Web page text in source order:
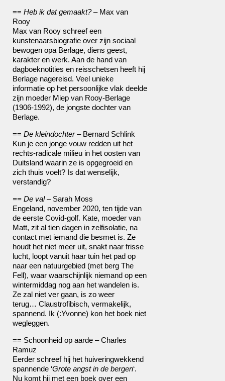
== Heb ik dat gemaakt?– Max van
Rooy
Max van Rooy schreef een
kunstenaarsbiografie over zijn sociaal
bewogen opa Berlage, diens geest,
karakter en werk. Aan de hand van
dagboeknotities en reisschetsen heeft hij
Berlage nagereisd. Veel unieke
informatie op het persoonlijke vlak deelde
zijn moeder Miep van Rooy-Berlage
(1906-1992), de jongste dochter van
Berlage.
== De kleindochter– Bernard Schlink
Kun je een jonge vouw redden uit het
rechts-radicale milieu in het oosten van
Duitsland waarin ze is opgegroeid en
zich thuis voelt? Is dat wenselijk,
verstandig?
== De val – Sarah Moss
Engeland, november 2020, ten tijde van
de eerste Covid-golf. Kate, moeder van
Matt, zit al tien dagen in zelfisolatie, na
contact met iemand die besmet is. Ze
houdt het niet meer uit, snakt naar frisse
lucht, loopt vanuit haar tuin het pad op
naar een natuurgebied (met berg The
Fell), waar waarschijnlijk niemand op een
wintermiddag nog aan het wandelen is.
Ze zal niet ver gaan, is zo weer
terug… Claustrofibisch, vermakelijk,
spannend. Ik (:Yvonne) kon het boek niet
wegleggen.
== Schoonheid op aarde – Charles
Ramuz
Eerder schreef hij het huiveringwekkend
spannende ‘Grote angst in de bergen‘.
Nu komt hij met een boek over een